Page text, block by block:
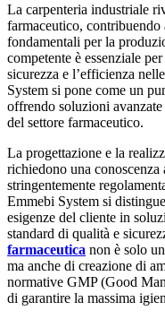
La carpenteria industriale
farmaceutico,
fondamentali per la
competente è essenziale
sicurezza e l’efficienza
System si pone come un
offrendo soluzioni
del settore farmaceutico.
La progettazione e la
richiedono una
stringentemente
Emmebi System si
esigenze del cliente in
standard di qualità e
farmaceutica non è solo
ma anche di creazione di
normative GMP (Good
di garantire la massima